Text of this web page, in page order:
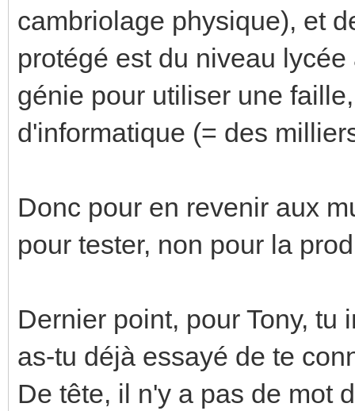
cambriolage physique), et
protégé est du niveau
génie pour utiliser une
d'informatique (= des
Donc pour en revenir aux
pour tester, non pour la
Dernier point, pour Tony,
as-tu déjà essayé de te
De tête, il n'y a pas de mot